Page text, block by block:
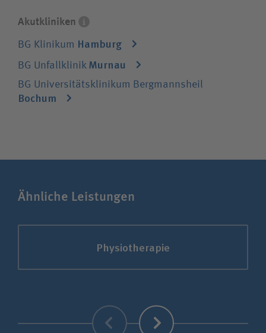
Akutkliniken
BG Klinikum Hamburg
BG Unfallklinik Murnau
BG Universitätsklinikum Bergmannsheil
Bochum
Ähnliche Leistungen
Physiotherapie
Zurück Weiter